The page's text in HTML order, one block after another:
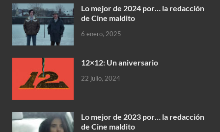
Lo mejor de 2024 por… la redacción
de Cine maldito
6 enero, 2025
12×12: Un aniversario
22 julio, 2024
Lo mejor de 2023 por… la redacción
de Cine maldito